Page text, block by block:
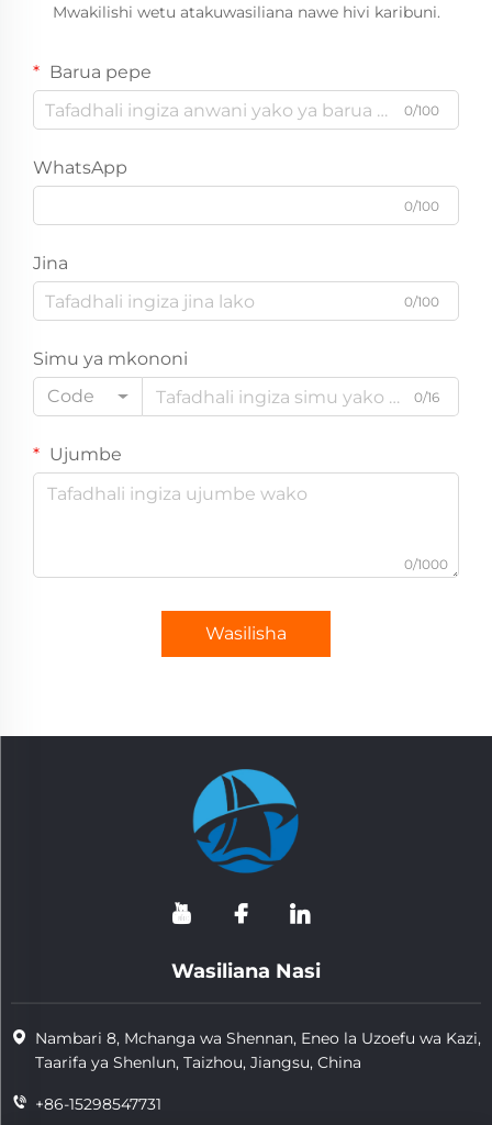
Mwakilishi wetu atakuwasiliana nawe hivi karibuni.
Barua pepe
0/100
WhatsApp
0/100
Jina
0/100
Simu ya mkononi
Code
0/16
Ujumbe
0/1000
Wasilisha
Wasiliana Nasi
Nambari 8, Mchanga wa Shennan, Eneo la Uzoefu wa Kazi,
Taarifa ya Shenlun, Taizhou, Jiangsu, China
+86-15298547731